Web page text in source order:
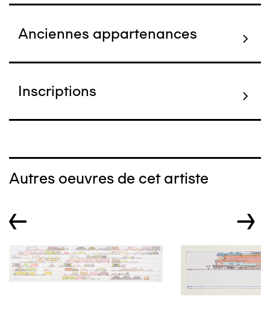
Anciennes appartenances
Inscriptions
Autres oeuvres de cet artiste
← →